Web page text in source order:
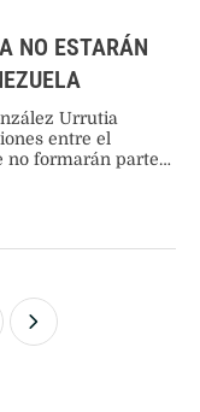
NO ESTARÁN
Urrutia
entre el
no formarán parte
de presos.